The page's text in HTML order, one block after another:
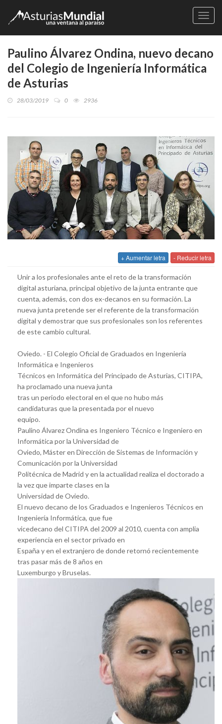
Paulino Álvarez Ondina, nuevo decano
del Colegio de Ingeniería Informática
de Asturias
28/03/2019 0 2936
+ Aumentar letra - Reducir letra
Unir a los profesionales ante el reto de la transformación
digital asturiana, principal objetivo de la junta entrante que
cuenta, además, con dos ex-decanos en su formación. La
nueva junta pretende ser el referente de la transformación
digital y demostrar que sus profesionales son los referentes
de este cambio cultural.
Oviedo. - El Colegio Oficial de Graduados en Ingeniería
Informática e Ingenieros
Técnicos en Informática del Principado de Asturias, CITIPA,
ha proclamado una nueva junta
tras un periodo electoral en el que no hubo más
candidaturas que la presentada por el nuevo
equipo.
Paulino Álvarez Ondina es Ingeniero Técnico e Ingeniero en
Informática por la Universidad de
Oviedo, Máster en Dirección de Sistemas de Información y
Comunicación por la Universidad
Politécnica de Madrid y en la actualidad realiza el doctorado a
la vez que imparte clases en la
Universidad de Oviedo.
El nuevo decano de los Graduados e Ingenieros Técnicos en
Ingeniería Informática, que fue
vicedecano del CITIPA del 2009 al 2010, cuenta con amplia
experiencia en el sector privado en
España y en el extranjero de donde retornó recientemente
tras pasar más de 8 años en
Luxemburgo y Bruselas.